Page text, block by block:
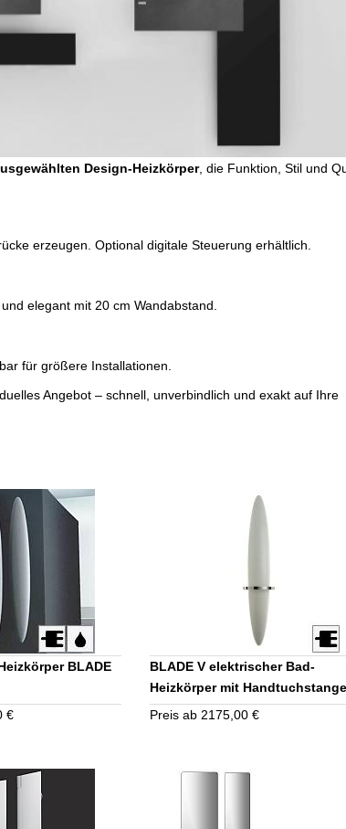
Design-Heizkörper, die Funktion, Stil und
erzeugen. Optional digitale Steuerung erhältlich.
elegant mit 20 cm Wandabstand.
für größere Installationen.
Angebot – schnell, unverbindlich und exakt auf Ihre
BLADE
€
BLADE V elektrischer Bad-
Heizkörper mit Handtuchstange
Ausführung nach
Preis ab 2175,00 €